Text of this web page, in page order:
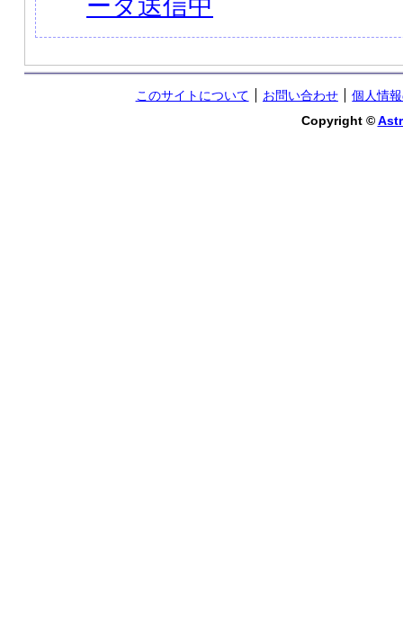
ータ送信中
このサイトについて お問い合わせ
個人情
Copyright ©